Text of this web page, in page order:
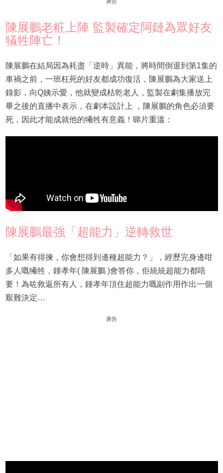
陳展鵬老粧上陣 監製確定阿鏈為眾好友
犠牲陣亡！
陳展鵬在結局因為耗盡「逆時」異能，將時間倒退到第1集的
車禍之前，一班枉死的好友都成功復活，陳展鵬為大家送上
錄影，向Q姨示愛，他就變成枯乾老人，監製在劇集播放完
畢之後的直播中表示，在劇本設計上 ，陳展鵬的角色必須要
死，因此才能成就他的犧牲有意義！睇片重溫：
陳展鵬最強「超能力」逆轉救世
「如果有得揀，你會想得到邊種超能力？」，經歷完身邊咁
多人嘅犧牲，鍾孝年( 陳展鵬 )會答你，佢統統超能力都唔
要！為咗救返所有人，鍾孝年頂住超能力嘅副作用作出一個
艱難決定…
廣告